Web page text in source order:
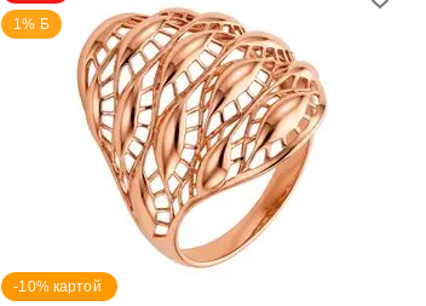
1% Б
-10% картой